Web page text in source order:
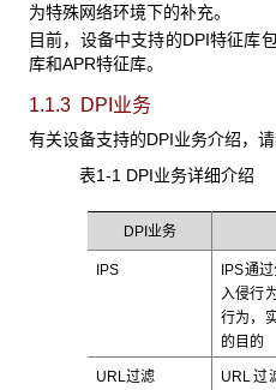
为特殊网络环境下的补充。
目前，设备中支持的DPI特征库
库和APR特征库。
1.1.3 DPI 业务
有关设备支持的DPI业务介绍，
表1-1 DPI业务详细介绍
DPI业务
IPS
IPS通
入侵行
行为，
的目的
URL过滤
URL过